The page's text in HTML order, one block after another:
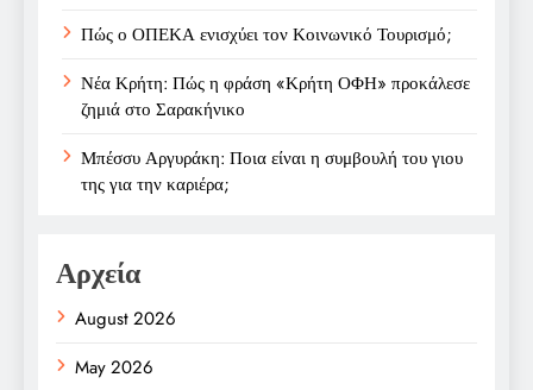
Πώς ο ΟΠΕΚΑ ενισχύει τον Κοινωνικό Τουρισμό;
Νέα Κρήτη: Πώς η φράση «Κρήτη ΟΦΗ» προκάλεσε
ζημιά στο Σαρακήνικο
Μπέσσυ Αργυράκη: Ποια είναι η συμβουλή του γιου
της για την καριέρα;
Αρχεία
August 2026
May 2026